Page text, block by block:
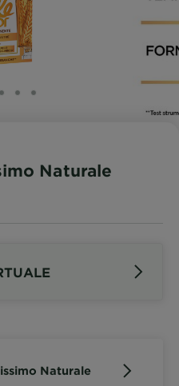
1 2
SLIDE 3
SLIDE 4
SLIDE 5
Naturale
Naturale